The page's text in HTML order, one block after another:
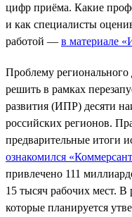
цифр приёма. Какие
и как специалисты
работой — в материале
Проблему регионального
решить в рамках
развития (ИПР) десяти
российских регионов.
предварительные итоги
ознакомился
привлечено 111
15 тысяч рабочих мест.
которые планируется